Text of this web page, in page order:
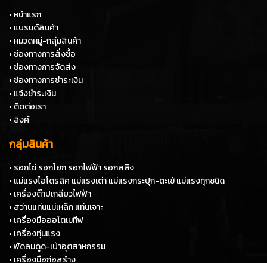
• หน้าแรก
• แบรนด์สินค้า
• หมวดหมู่-กลุ่มสินค้า
• ช่องทางการสั่งซื้อ
• ช่องทางการจัดส่ง
• ช่องทางการชำระเงิน
• แจ้งชำระเงิน
• ติดต่อเรา
• ลิงค์
กลุ่มสินค้า
• รอกโซ่ รอกโยก รอกไฟฟ้า รอกสลิง
• แม่แรงไฮโดรลิค แม่แรงเต่า แม่แรงกระปุก-ตะเข้ แม่แรงทุกชนิด
• เครื่องต๊าปเกลียวไฟฟ้า
• สว่านแท่นแม่เหล็ก แท่นเจาะ
• เครื่องมือออโตเมทีฟ
• เครื่องทุ่นแรง
• พัดลมดูด-เป่าอุตสาหกรรม
• เครื่องมือก่อสร้าง